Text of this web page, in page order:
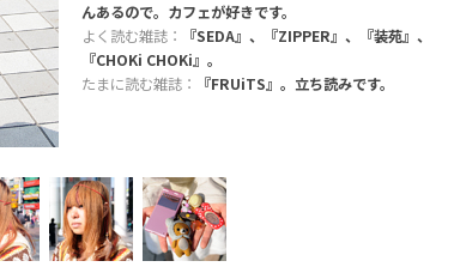
んあるので。カフェが好きです。
よく読む雑誌：
『SEDA』、『ZIPPER』、『装苑』、
『CHOKi CHOKi』。
たまに読む雑誌：
『FRUiTS』。立ち読みです。